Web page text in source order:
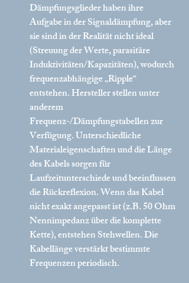
Dämpfungsglieder haben ihre
Aufgabe in der Signaldämpfung, aber
sie sind in der Realität nicht ideal
(Streuung der Werte, parasitäre
Induktivitäten/Kapazitäten), wodurch
frequenzabhängige „Ripple“
entstehen. Hersteller stellen unter
anderem
Frequenz-/Dämpfungstabellen zur
Verfügung. Unterschiedliche
Materialeigenschaften und die Länge
des Kabels sorgen für
Laufzeitunterschiede und beeinflussen
die Rückreflexion. Wenn das Kabel
nicht exakt angepasst ist (z.B. 50 Ohm
Nennimpedanz über die komplette
Kette), entstehen Stehwellen. Die
Kabellänge verstärkt bestimmte
Frequenzen periodisch.